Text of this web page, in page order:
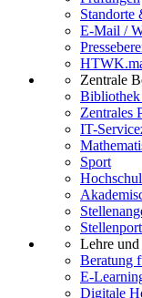
Standorte
E-Mail /
Zentrale
Zentrales
IT-
Sport
Lehre
Beratung
E-
Digitale